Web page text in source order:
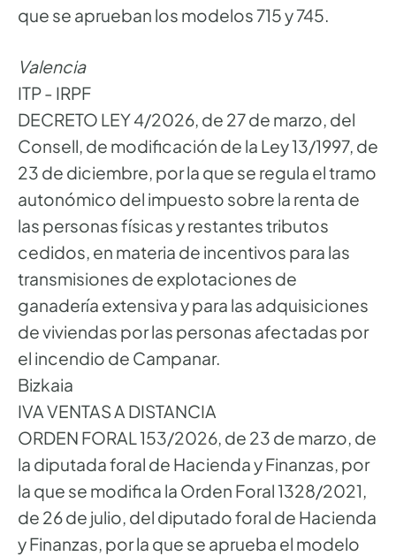
que se aprueban los modelos 715 y 745.
Valencia
ITP - IRPF
DECRETO LEY 4/2026, de 27 de marzo, del
Consell, de modificación de la Ley 13/1997, de
23 de diciembre, por la que se regula el tramo
autonómico del impuesto sobre la renta de
las personas físicas y restantes tributos
cedidos, en materia de incentivos para las
transmisiones de explotaciones de
ganadería extensiva y para las adquisiciones
de viviendas por las personas afectadas por
el incendio de Campanar.
Bizkaia
IVA VENTAS A DISTANCIA
ORDEN FORAL 153/2026, de 23 de marzo, de
la diputada foral de Hacienda y Finanzas, por
la que se modifica la Orden Foral 1328/2021,
de 26 de julio, del diputado foral de Hacienda
y Finanzas, por la que se aprueba el modelo